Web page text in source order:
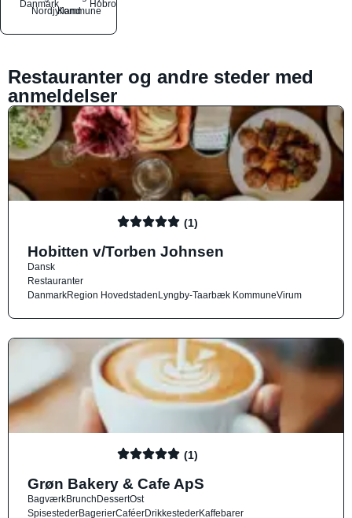
Danmark
Nordjylland
Kommune
Hobro
Restauranter og andre steder med
anmeldelser
(1)
Hobitten v/Torben Johnsen
Dansk
Restauranter
DanmarkRegion HovedstadenLyngby-Taarbæk KommuneVirum
(1)
Grøn Bakery & Cafe ApS
BagværkBrunchDessertOst
SpisestederBagerierCaféerDrikkestederKaffebarer